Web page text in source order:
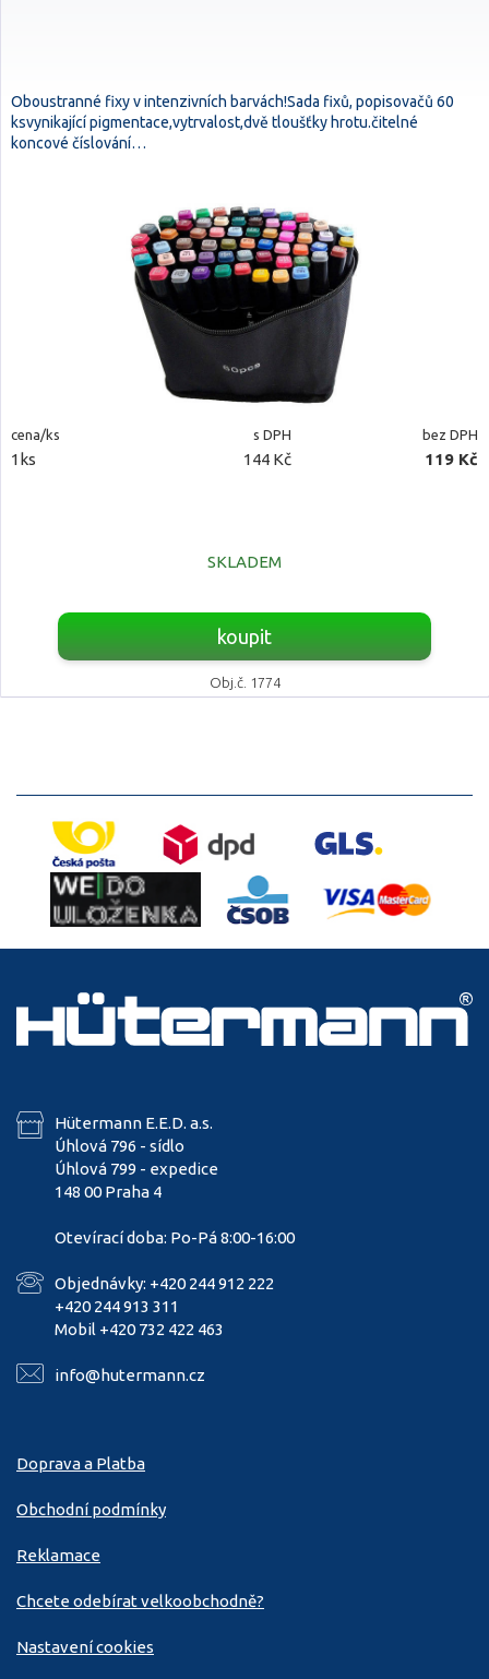
Oboustranné fixy v intenzivních barvách!Sada fixů, popisovačů 60
ksvynikající pigmentace,vytrvalost,dvě tloušťky hrotu.čitelné
koncové číslování…
cena/ks s DPH bez DPH
1ks 144 Kč 119 Kč
SKLADEM
koupit
Obj.č. 1774
Hütermann E.E.D. a.s.
Úhlová 796 - sídlo
Úhlová 799 - expedice
148 00 Praha 4
Otevírací doba: Po-Pá 8:00-16:00
Objednávky: +420 244 912 222
+420 244 913 311
Mobil +420 732 422 463
info@hutermann.cz
Doprava a Platba
Obchodní podmínky
Reklamace
Chcete odebírat velkoobchodně?
Nastavení cookies